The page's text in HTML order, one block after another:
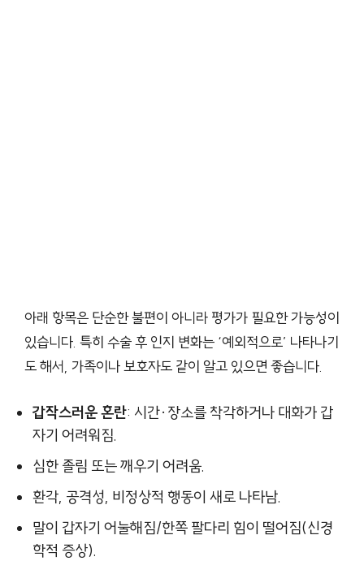
아래 항목은 단순한 불편이 아니라 평가가 필요한 가능성이
있습니다. 특히 수술 후 인지 변화는 ‘예외적으로’ 나타나기
도 해서, 가족이나 보호자도 같이 알고 있으면 좋습니다.
갑작스러운 혼란: 시간·장소를 착각하거나 대화가 갑
자기 어려워짐.
심한 졸림 또는 깨우기 어려움.
환각, 공격성, 비정상적 행동이 새로 나타남.
말이 갑자기 어눌해짐/한쪽 팔다리 힘이 떨어짐(신경
학적 증상).